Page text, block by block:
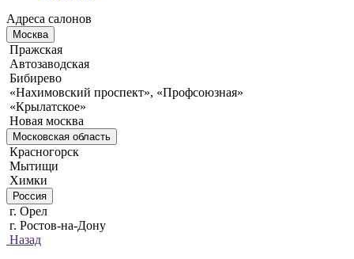
Адреса салонов
Москва
Пражская
Автозаводская
Бибирево
«Нахимовский проспект», «Профсоюзная»
«Крылатское»
Новая москва
Московская область
Красногорск
Мытищи
Химки
Россия
г. Орел
г. Ростов-на-Дону
Назад